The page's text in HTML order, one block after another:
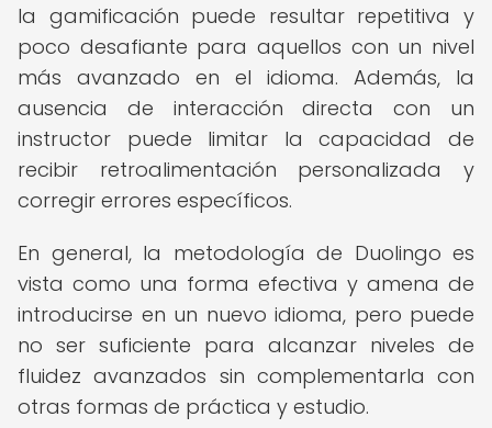
la gamificación puede resultar repetitiva y
poco desafiante para aquellos con un nivel
más avanzado en el idioma. Además, la
ausencia de interacción directa con un
instructor puede limitar la capacidad de
recibir retroalimentación personalizada y
corregir errores específicos.
En general, la metodología de Duolingo es
vista como una forma efectiva y amena de
introducirse en un nuevo idioma, pero puede
no ser suficiente para alcanzar niveles de
fluidez avanzados sin complementarla con
otras formas de práctica y estudio.